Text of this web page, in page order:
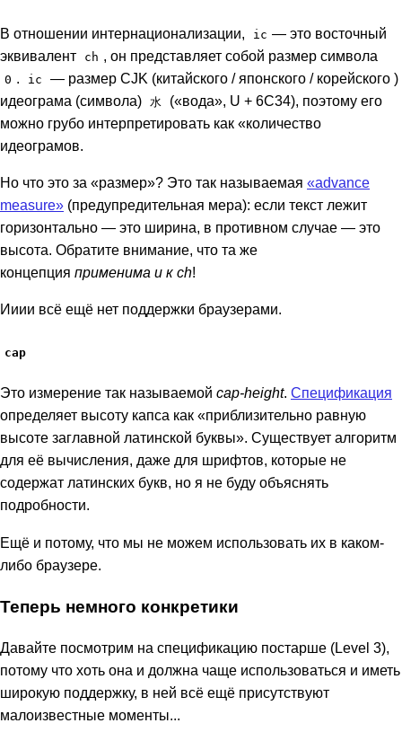
В отношении интернационализации, ic — это восточный
эквивалент
ch , он представляет собой размер символа
0 . ic
— размер CJK (китайского / японского / корейского )
идеограма (символа) 水
(«вода», U + 6C34), поэтому его
можно грубо интерпретировать как «количество
идеограмов.
Но что это за «размер»? Это так называемая «advance
measure» (предупредительная мера): если текст лежит
горизонтально — это ширина, в противном случае — это
высота. Обратите внимание, что та же
концепция применима и к ch!
Ииии всё ещё нет поддержки браузерами.
cap
Это измерение так называемой cap-height. Спецификация
определяет высоту капса как «приблизительно равную
высоте заглавной латинской буквы». Существует алгоритм
для её вычисления, даже для шрифтов, которые не
содержат латинских букв, но я не буду объяснять
подробности.
Ещё и потому, что мы не можем использовать их в каком-
либо браузере.
Теперь немного конкретики
Давайте посмотрим на спецификацию постарше (Level 3),
потому что хоть она и должна чаще использоваться и иметь
широкую поддержку, в ней всё ещё присутствуют
малоизвестные моменты...